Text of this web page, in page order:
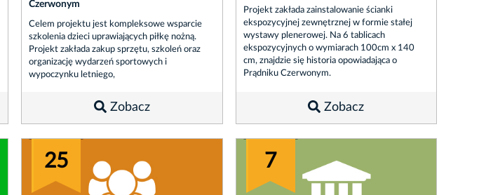
Czerwonym
Celem projektu jest kompleksowe wsparcie
szkolenia dzieci uprawiających piłkę nożną.
Projekt zakłada zakup sprzętu, szkoleń oraz
organizację wydarzeń sportowych i
wypoczynku letniego,
Zobacz
Projekt zakłada zainstalowanie ścianki
ekspozycyjnej zewnętrznej w formie stałej
wystawy plenerowej. Na 6 tablicach
ekspozycyjnych o wymiarach 100cm x 140
cm, znajdzie się historia opowiadająca o
Prądniku Czerwonym.
Zobacz
25 7